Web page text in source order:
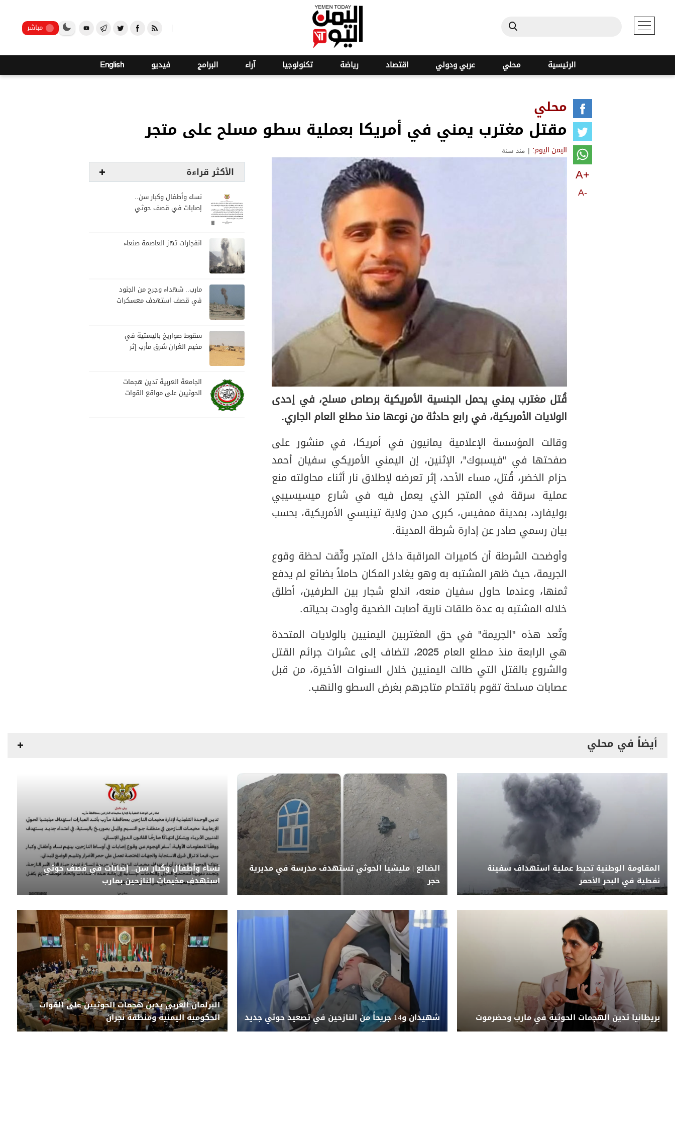
مباشر
الرئيسية محلي عربي ودولي اقتصاد رياضة تكنولوجيا آراء البرامج فيديو English
محلي
مقتل مغترب يمني في أمريكا بعملية سطو مسلح على متجر
اليمن اليوم: | منذ سنة
A+
A-
قُتل مغترب يمني يحمل الجنسية الأمريكية برصاص مسلح، في إحدى
الولايات الأمريكية، في رابع حادثة من نوعها منذ مطلع العام الجاري.
وقالت المؤسسة الإعلامية يمانيون في أمريكا، في منشور على
صفحتها في "فيسبوك"، الإثنين، إن اليمني الأمريكي سفيان أحمد
حزام الخضر، قُتل، مساء الأحد، إثر تعرضه لإطلاق نار أثناء محاولته منع
عملية سرقة في المتجر الذي يعمل فيه في شارع ميسيسيبي
بوليفارد، بمدينة ممفيس، كبرى مدن ولاية تينيسي الأمريكية، بحسب
بيان رسمي صادر عن إدارة شرطة المدينة.
وأوضحت الشرطة أن كاميرات المراقبة داخل المتجر وثّقت لحظة وقوع
الجريمة، حيث ظهر المشتبه به وهو يغادر المكان حاملاً بضائع لم يدفع
ثمنها، وعندما حاول سفيان منعه، اندلع شجار بين الطرفين، أطلق
خلاله المشتبه به عدة طلقات نارية أصابت الضحية وأودت بحياته.
وتُعد هذه "الجريمة" في حق المغتربين اليمنيين بالولايات المتحدة
هي الرابعة منذ مطلع العام 2025، لتضاف إلى عشرات جرائم القتل
والشروع بالقتل التي طالت اليمنيين خلال السنوات الأخيرة، من قبل
عصابات مسلحة تقوم باقتحام متاجرهم بغرض السطو والنهب.
الأكثر قراءة
نساء وأطفال وكبار سن..
إصابات في قصف حوثي
انفجارات تهز العاصمة صنعاء
مارب.. شهداء وجرح من الجنود
في قصف استهدف معسكرات
سقوط صواريخ باليستية في
مخيم الغران شرق مأرب إثر
الجامعة العربية تدين هجمات
الحوثيين على مواقع القوات
أيضاً في محلي
المقاومة الوطنية تحبط عملية استهداف سفينة
نفطية في البحر الأحمر
الضالع | مليشيا الحوثي تستهدف مدرسة في مديرية
حجر
نساء وأطفال وكبار سن.. إصابات في قصف حوثي
استهدف مخيمات النازحين بمارب
بريطانيا تدين الهجمات الحوثية في مارب وحضرموت شهيدان و14 جريحاً من النازحين في تصعيد حوثي جديد
البرلمان العربي يدين هجمات الحوثيين على القوات
الحكومية اليمنية ومنطقة نجران